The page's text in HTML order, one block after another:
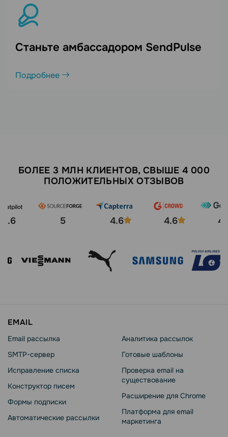
Станьте амбассадором SendPulse
Подробнее
БОЛЕЕ 3 МЛН КЛИЕНТОВ, СВЫШЕ 4 000
ПОЛОЖИТЕЛЬНЫХ ОТЗЫВОВ
4.6 5 4.6 4.6
EMAIL
Email рассылка
SMTP-сервер
Исправление списка
Конструктор писем
Формы подписки
Автоматические рассылки
Аналитика рассылок
Готовые шаблоны
Проверка email на
существование
Расширение для Chrome
Платформа для email
маркетинга